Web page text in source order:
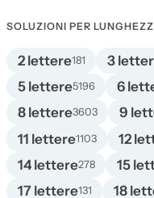
SOLUZIONI PER
2 lettere181 3
5 lettere5196 6
8 lettere3603 9
11 lettere1103 12
14 lettere278 15
17 lettere131 18